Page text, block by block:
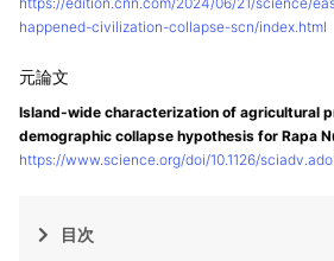
happened-civilization-collapse-scn/index.html
Island-wide characterization of agricultural
demographic collapse hypothesis for Rapa
https://www.science.org/doi/10.1126/
目次